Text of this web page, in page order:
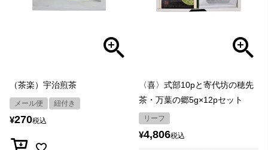
（茶楽）宇治煎茶
メール便 紐付き
¥270税込
〈喜〉式部10pと寄代坊の穂先
茶・万葉の郷5g×12pセット
リーフ
¥4,806税込